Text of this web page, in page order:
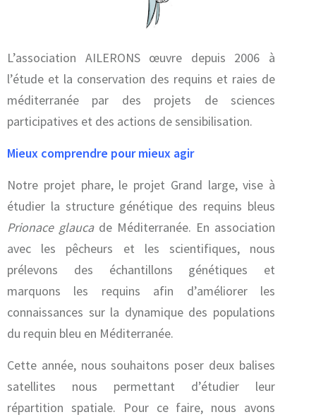
L’association AILERONS œuvre depuis 2006 à
l’étude et la conservation des requins et raies de
méditerranée par des projets de sciences
participatives et des actions de sensibilisation.
Mieux comprendre pour mieux agir
Notre projet phare, le projet Grand large, vise à
étudier la structure génétique des requins bleus
Prionace glaucade Méditerranée. En association
avec les pêcheurs et les scientifiques, nous
prélevons des échantillons génétiques et
marquons les requins afin d’améliorer les
connaissances sur la dynamique des populations
du requin bleu en Méditerranée.
Cette année, nous souhaitons poser deux balises
satellites nous permettant d’étudier leur
répartition spatiale. Pour ce faire, nous avons